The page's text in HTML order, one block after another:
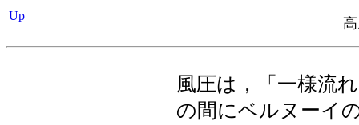
Up
風圧は，「一様流
の間にベルヌーイ